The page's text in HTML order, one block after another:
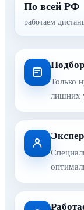
По всей РФ
работаем
Только
лишних